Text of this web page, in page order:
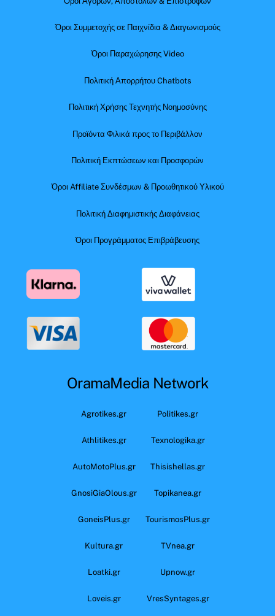
Όροι Συμμετοχής σε Παιχνίδια & Διαγωνισμούς
Όροι Παραχώρησης Video
Πολιτική Απορρήτου Chatbots
Πολιτική Χρήσης Τεχνητής Νοημοσύνης
Προϊόντα Φιλικά προς το Περιβάλλον
Πολιτική Εκπτώσεων και Προσφορών
Όροι Affiliate Συνδέσμων & Προωθητικού Υλικού
Πολιτική Διαφημιστικής Διαφάνειας
Όροι Προγράμματος Επιβράβευσης
OramaMedia Network
Agrotikes.gr Politikes.gr
Athlitikes.gr Texnologika.gr
AutoMotoPlus.gr Thisishellas.gr
GnosiGiaOlous.gr Topikanea.gr
GoneisPlus.gr TourismosPlus.gr
Kultura.gr TVnea.gr
Loatki.gr Upnow.gr
Loveis.gr VresSyntages.gr